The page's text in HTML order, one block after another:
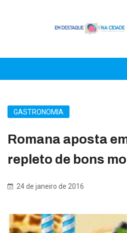
GASTRONOMIA
Romana aposta
repleto de bons
24 de janeiro de 2016